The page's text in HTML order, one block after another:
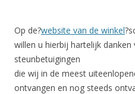
Op de?website van de winkel
willen u hierbij hartelijk
steunbetuigingen
die wij in de meest
ontvangen en nog steeds